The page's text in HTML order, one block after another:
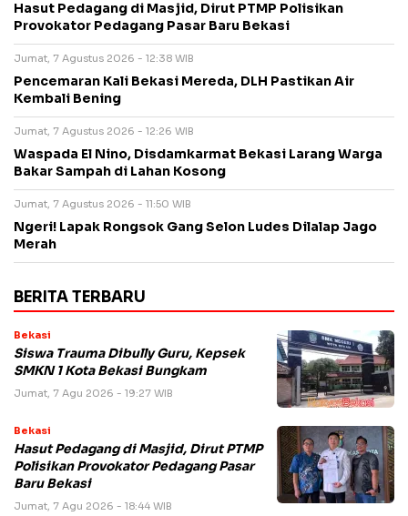
Hasut Pedagang di Masjid, Dirut PTMP Polisikan
Provokator Pedagang Pasar Baru Bekasi
Jumat, 7 Agustus 2026 - 12:38 WIB
Pencemaran Kali Bekasi Mereda, DLH Pastikan Air
Kembali Bening
Jumat, 7 Agustus 2026 - 12:26 WIB
Waspada El Nino, Disdamkarmat Bekasi Larang Warga
Bakar Sampah di Lahan Kosong
Jumat, 7 Agustus 2026 - 11:50 WIB
Ngeri! Lapak Rongsok Gang Selon Ludes Dilalap Jago
Merah
BERITA TERBARU
Bekasi
Siswa Trauma Dibully Guru, Kepsek
SMKN 1 Kota Bekasi Bungkam
Jumat, 7 Agu 2026 - 19:27 WIB
Bekasi
Hasut Pedagang di Masjid, Dirut PTMP
Polisikan Provokator Pedagang Pasar
Baru Bekasi
Jumat, 7 Agu 2026 - 18:44 WIB